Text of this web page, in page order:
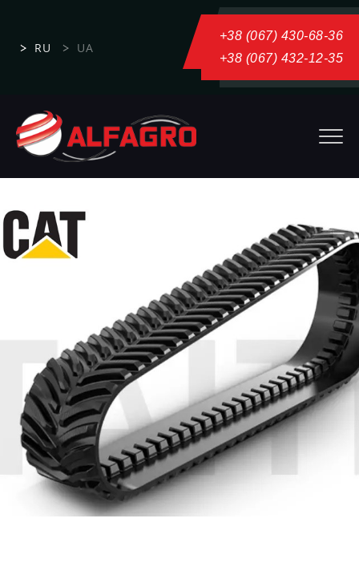
RU UA
+38 (067) 430-68-36
+38 (067) 432-12-35